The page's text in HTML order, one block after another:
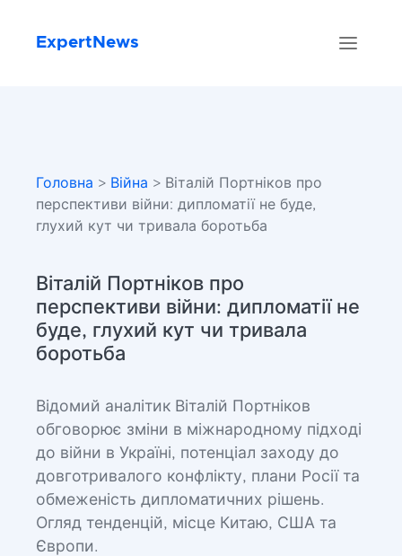
ExpertNews
Головна > Війна > Віталій Портніков про
перспективи війни: дипломатії не буде,
глухий кут чи тривала боротьба
Віталій Портніков про
перспективи війни: дипломатії не
буде, глухий кут чи тривала
боротьба
Відомий аналітик Віталій Портніков
обговорює зміни в міжнародному підході
до війни в Україні, потенціал заходу до
довготривалого конфлікту, плани Росії та
обмеженість дипломатичних рішень.
Огляд тенденцій, місце Китаю, США та
Європи.